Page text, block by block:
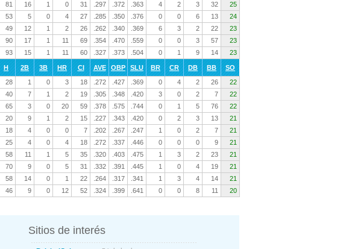
81 16 1 0 31 .297 .372 .363 4 2 3 32
25
53 5 0 4 27 .285 .350 .376 0 0 6 13
24
49 12 1 2 26 .262 .340 .369 6 3 2 22
23
90 17 1 11 69 .354 .470 .559 0 0 3 57
23
93 15 1 11 60 .327 .373 .504 0 1 9 14 23
H 2B 3B HR CI AVE OBP SLU BR CR DB BB
SO
28 1 0 3 18 .272 .427 .369 0 4 2 26
22
40 7 1 2 19 .305 .348 .420 3 0 2 7
22
65 3 0 20 59 .378 .575 .744 0 1 5 76
22
20 9 1 2 15 .227 .343 .420 0 2 3 13
21
18 4 0 0 7 .202 .267 .247 1 0 2 7
21
25 4 0 4 18 .272 .337 .446 0 0 0 9
21
58 11 1 5 35 .320 .403 .475 1 3 2 23
21
70 9 0 5 31 .332 .391 .445 1 0 4 19
21
58 14 0 1 22 .264 .317 .341 1 3 4 14
21
46 9 0 12 52 .324 .399 .641 0 0 8 11 20
Sitios de interés